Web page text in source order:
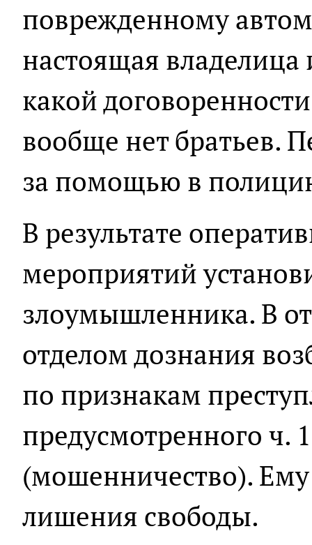
поврежденному
настоящая владелица
какой
вообще нет братьев.
за помощью в
В результате
мероприятий
злоумышленника. В
отделом дознания
по признакам
предусмотренного ч.
(мошенничество). Ему
лишения свободы.